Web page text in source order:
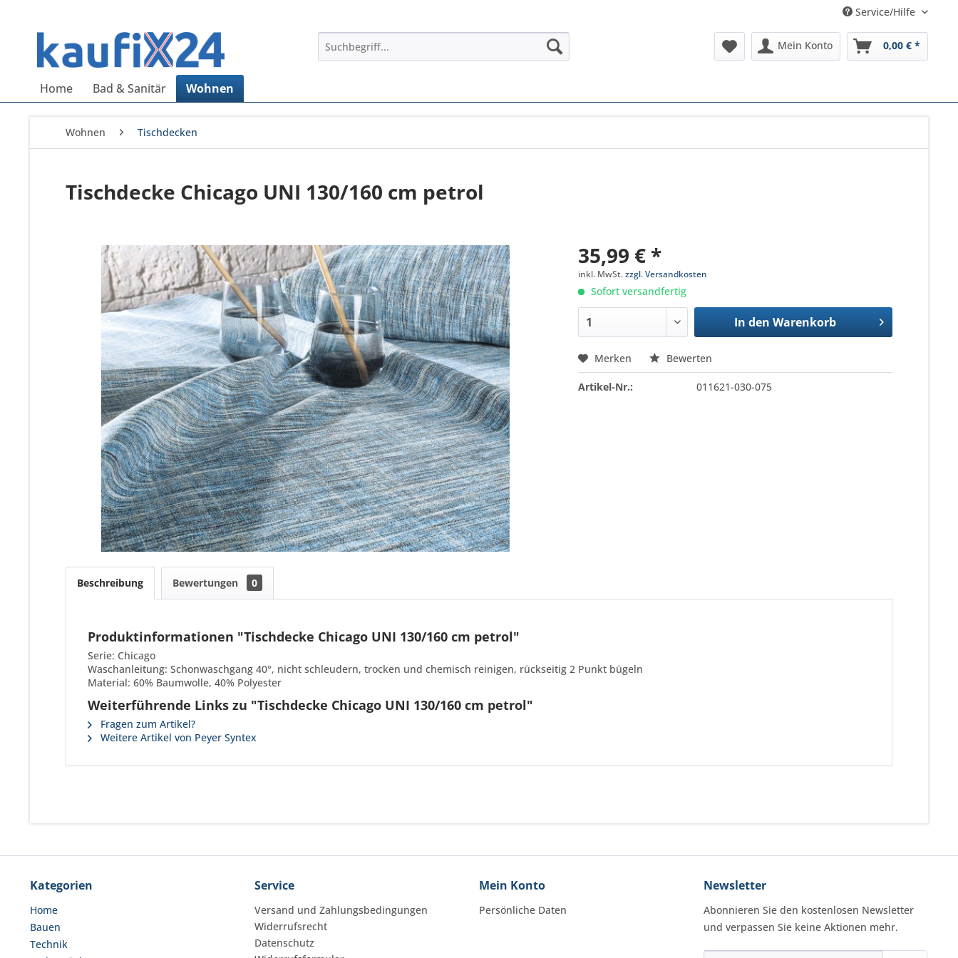
Service/Hilfe
Mein Konto 0,00 € *
Home Bad & Sanitär Wohnen
Wohnen Tischdecken
Tischdecke Chicago UNI 130/160 cm petrol
35,99 € *
inkl. MwSt.zzgl. Versandkosten
Sofort versandfertig
In den Warenkorb
Merken Bewerten
Artikel-Nr.: 011621-030-075
Beschreibung Bewertungen 0
Produktinformationen "Tischdecke Chicago UNI 130/160 cm petrol"
Serie: Chicago
Waschanleitung: Schonwaschgang 40°, nicht schleudern, trocken und chemisch reinigen, rückseitig 2 Punkt bügeln
Material: 60% Baumwolle, 40% Polyester
Weiterführende Links zu "Tischdecke Chicago UNI 130/160 cm petrol"
Fragen zum Artikel?
Weitere Artikel von Peyer Syntex
Kategorien
Home
Bauen
Technik
Service
Versand und Zahlungsbedingungen
Widerrufsrecht
Datenschutz
Mein Konto
Persönliche Daten
Newsletter
Abonnieren Sie den kostenlosen Newsletter
und verpassen Sie keine Aktionen mehr.